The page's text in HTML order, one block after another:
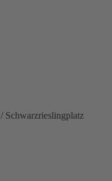
/ Schwarzrieslingplatz